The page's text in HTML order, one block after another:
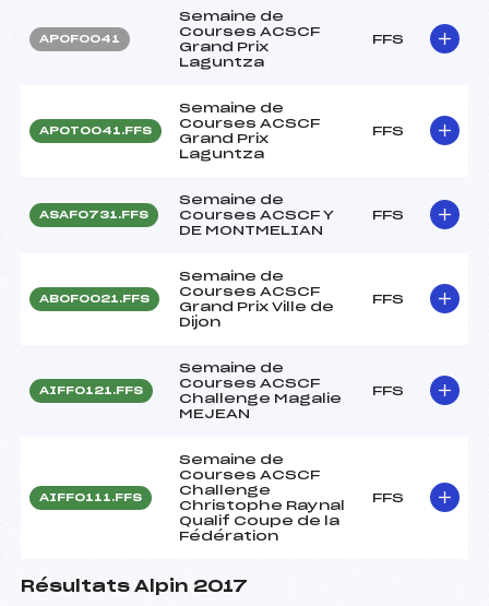
APOF0041
Semaine de
Courses ACSCF
Grand Prix
Laguntza
FFS
APOT0041.FFS
Semaine de
Courses ACSCF
Grand Prix
Laguntza
FFS
ASAF0731.FFS
Semaine de
Courses ACSCF Y
DE MONTMELIAN
FFS
ABOF0021.FFS
Semaine de
Courses ACSCF
Grand Prix Ville de
Dijon
FFS
AIFF0121.FFS
Semaine de
Courses ACSCF
Challenge Magalie
MEJEAN
FFS
AIFF0111.FFS
Semaine de
Courses ACSCF
Challenge
Christophe Raynal
Qualif Coupe de la
Fédération
FFS
Résultats Alpin 2017